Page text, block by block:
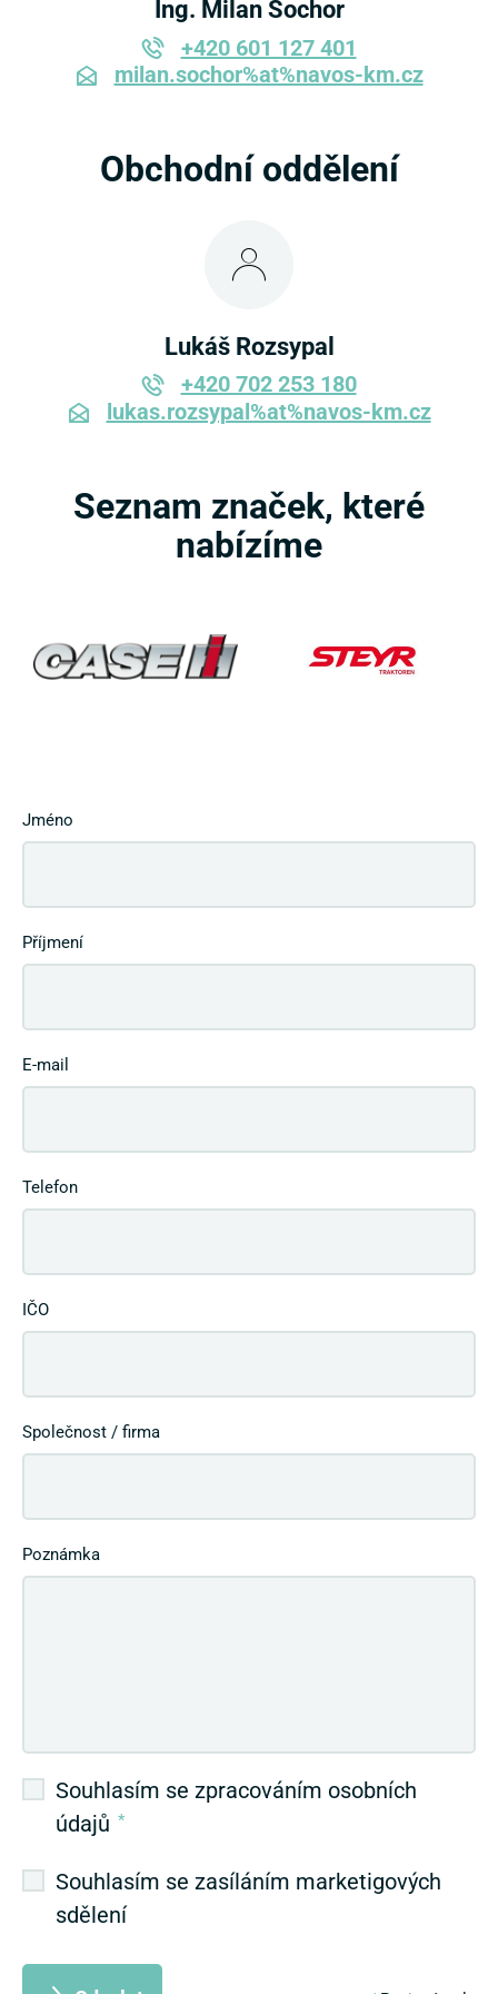
Ing. Milan Sochor
+420 601 127 401
milan.sochor%at%navos-km.cz
Obchodní oddělení
Lukáš Rozsypal
+420 702 253 180
lukas.rozsypal%at%navos-km.cz
Seznam značek, které
nabízíme
Jméno
Příjmení
E-mail
Telefon
IČO
Společnost / firma
Poznámka
Souhlasím se zpracováním osobních
údajů *
Souhlasím se zasíláním marketigových
sdělení